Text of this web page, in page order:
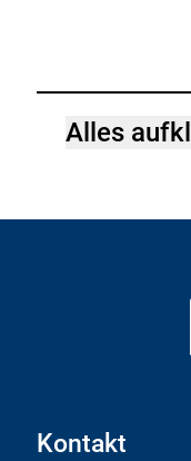
Alles
Kontakt